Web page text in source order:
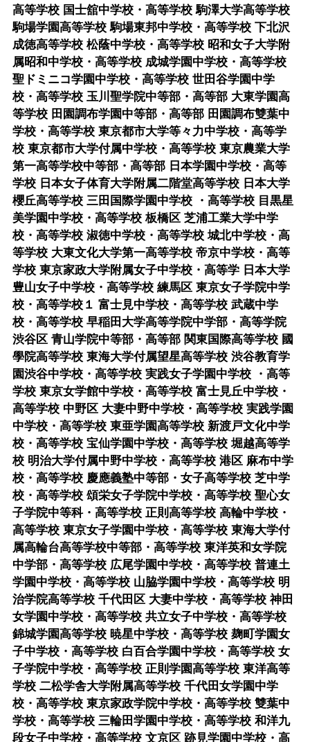
高等学校 国士舘中学校・高等学校 駒澤大学高等学校
駒場学園高等学校 駒場東邦中学校・高等学校 下北沢
成徳高等学校 松蔭中学校・高等学校 昭和女子大学附
属昭和中学校・高等学校 成城学園中学校・高等学校
聖ドミニコ学園中学校・高等学校 世田谷学園中学
校・高等学校 玉川聖学院中等部・高等部 大東学園高
等学校 田園調布学園中等部・高等部 田園調布雙葉中
学校・高等学校 東京都市大学等々力中学校・高等学
校 東京都市大学付属中学校・高等学校 東京農業大学
第一高等学校中等部・高等部 日本学園中学校・高等
学校 日本女子体育大学附属二階堂高等学校 日本大学
櫻丘高等学校 三田国際学園中学校 ・高等学校 目黒星
美学園中学校・高等学校 板橋区 芝浦工業大学中学
校・高等学校 淑徳中学校・高等学校 城北中学校・高
等学校 大東文化大学第一高等学校 帝京中学校・高等
学校 東京家政大学附属女子中学校・高等学 日本大学
豊山女子中学校・高等学校 練馬区 東京女子学院中学
校・高等学校１ 富士見中学校・高等学校 武蔵中学
校・高等学校 早稲田大学高等学院中学部・高等学院
渋谷区 青山学院中等部・高等部 関東国際高等学校 國
學院高等学校 東海大学付属望星高等学校 渋谷教育学
園渋谷中学校・高等学校 実践女子学園中学校 ・高等
学校 東京女学館中学校・高等学校 富士見丘中学校・
高等学校 中野区 大妻中野中学校・高等学校 実践学園
中学校・高等学校 東亜学園高等学校 新渡戸文化中学
校・高等学校 宝仙学園中学校・高等学校 堀越高等学
校 明治大学付属中野中学校・高等学校 港区 麻布中学
校・高等学校 慶應義塾中等部・女子高等学校 芝中学
校・高等学校 頌栄女子学院中学校・高等学校 聖心女
子学院中等科・高等学校 正則高等学校 高輪中学校・
高等学校 東京女子学園中学校・高等学校 東海大学付
属高輪台高等学校中等部・高等学校 東洋英和女学院
中学部・高等学校 広尾学園中学校・高等学校 普連土
学園中学校・高等学校 山脇学園中学校・高等学校 明
治学院高等学校 千代田区 大妻中学校・高等学校 神田
女学園中学校・高等学校 共立女子中学校・高等学校
錦城学園高等学校 暁星中学校・高等学校 麹町学園女
子中学校・高等学校 白百合学園中学校・高等学校 女
子学院中学校・高等学校 正則学園高等学校 東洋高等
学校 二松学舎大学附属高等学校 千代田女学園中学
校・高等学校 東京家政学院中学校・高等学校 雙葉中
学校・高等学校 三輪田学園中学校・高等学校 和洋九
段女子中学校・高等学校 文京区 跡見学園中学校・高